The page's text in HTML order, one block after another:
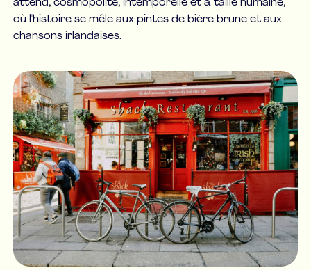
attend, cosmopolite, intemporelle et à taille humaine,
où l'histoire se mêle aux pintes de bière brune et aux
chansons irlandaises.